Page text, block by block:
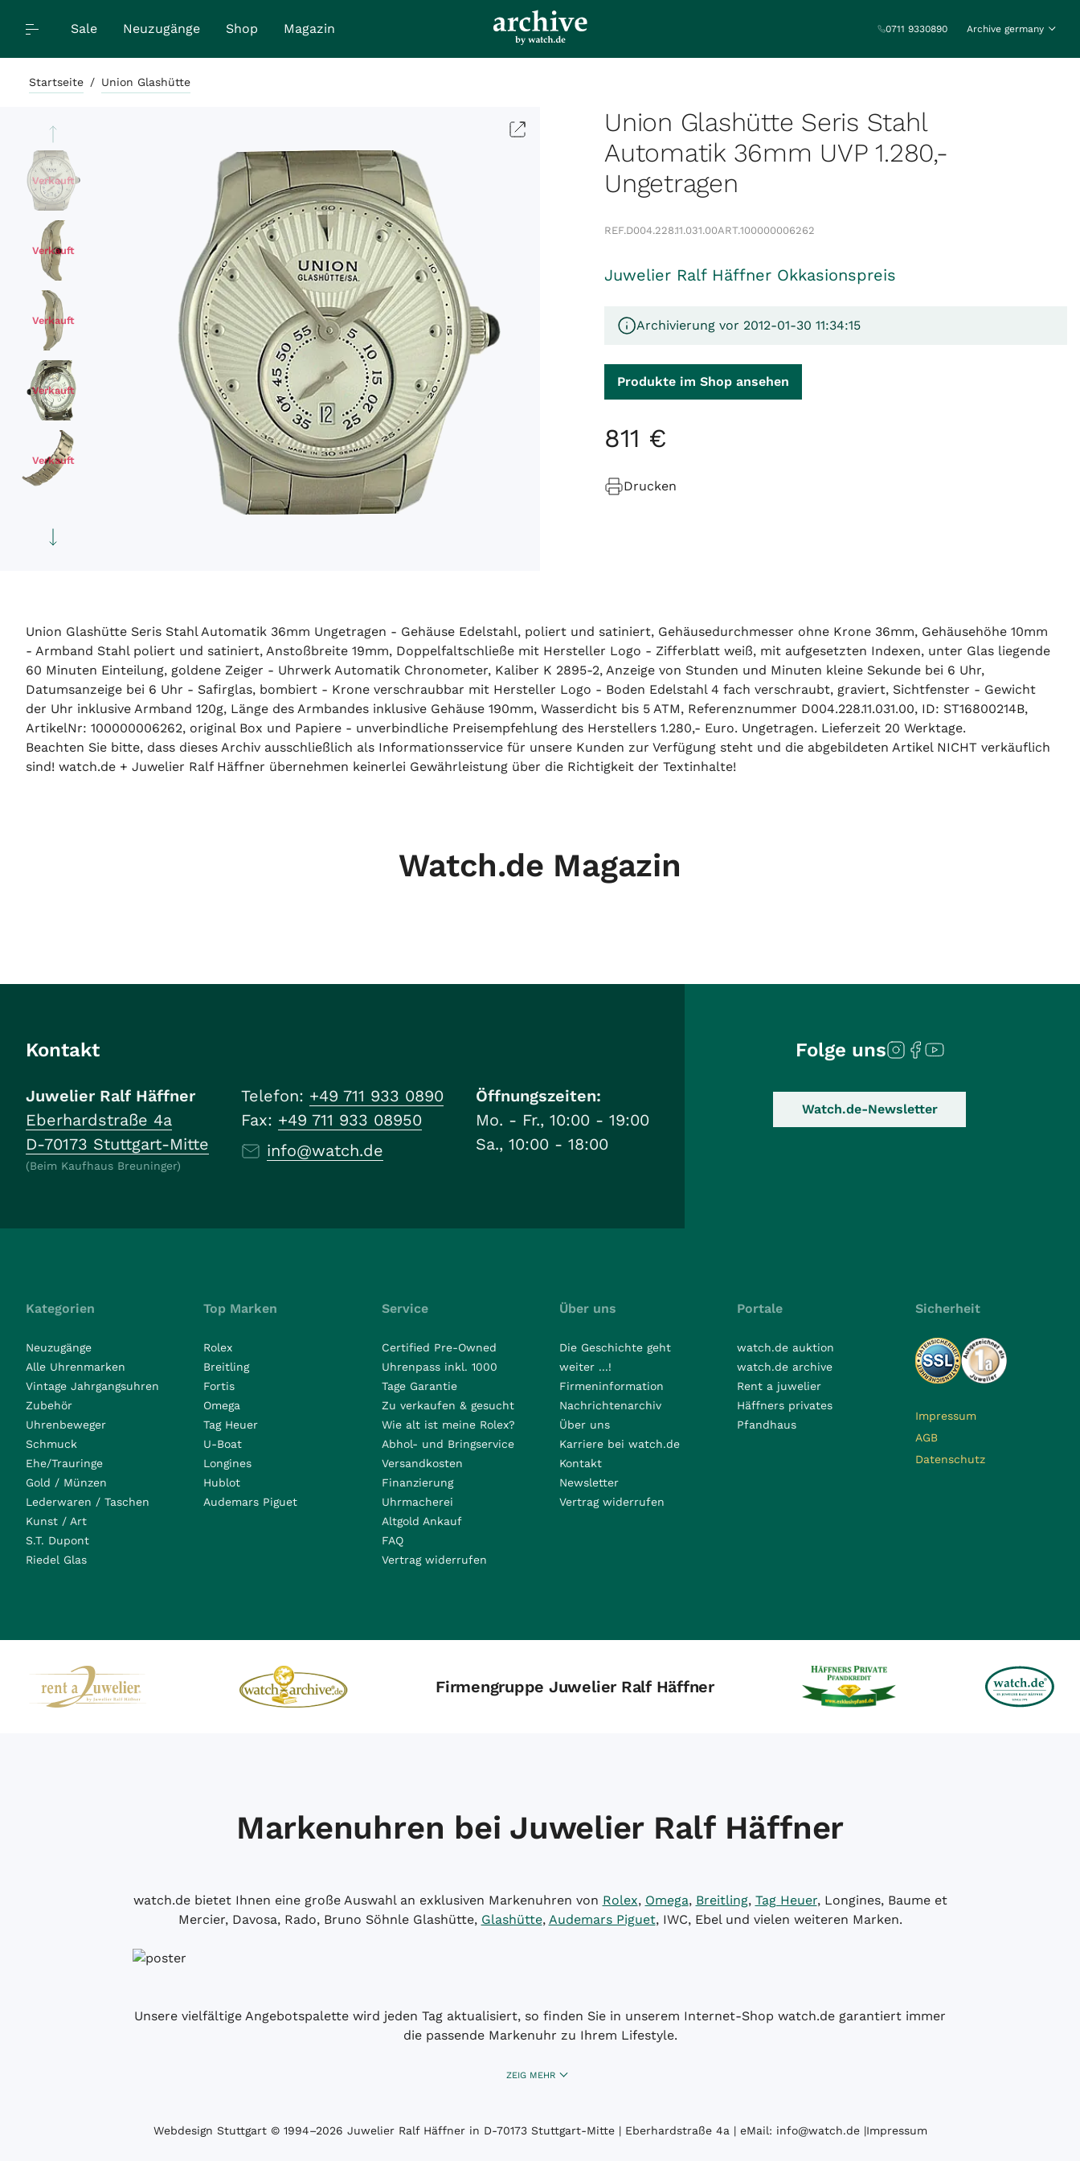
Sale Neuzugänge Shop Magazin 0711 9330890 Archive germany
Startseite / Union Glashütte
Union Glashütte Seris Stahl
Automatik 36mm UVP 1.280,-
Ungetragen
Verkauft
Verkauft
Verkauft
Verkauft
Verkauft
Verkauft
REF.D004.228.11.031.00ART.100000006262
Juwelier Ralf Häffner Okkasionspreis
Archivierung vor 2012-01-30 11:34:15
Produkte im Shop ansehen
811 €
Drucken
Union Glashütte Seris Stahl Automatik 36mm Ungetragen - Gehäuse Edelstahl, poliert und satiniert, Gehäusedurchmesser ohne Krone 36mm, Gehäusehöhe 10mm
- Armband Stahl poliert und satiniert, Anstoßbreite 19mm, Doppelfaltschließe mit Hersteller Logo - Zifferblatt weiß, mit aufgesetzten Indexen, unter Glas liegende
60 Minuten Einteilung, goldene Zeiger - Uhrwerk Automatik Chronometer, Kaliber K 2895-2, Anzeige von Stunden und Minuten kleine Sekunde bei 6 Uhr,
Datumsanzeige bei 6 Uhr - Safirglas, bombiert - Krone verschraubbar mit Hersteller Logo - Boden Edelstahl 4 fach verschraubt, graviert, Sichtfenster - Gewicht
der Uhr inklusive Armband 120g, Länge des Armbandes inklusive Gehäuse 190mm, Wasserdicht bis 5 ATM, Referenznummer D004.228.11.031.00, ID: ST16800214B,
ArtikelNr: 100000006262, original Box und Papiere - unverbindliche Preisempfehlung des Herstellers 1.280,- Euro. Ungetragen. Lieferzeit 20 Werktage.
Beachten Sie bitte, dass dieses Archiv ausschließlich als Informationsservice für unsere Kunden zur Verfügung steht und die abgebildeten Artikel NICHT verkäuflich
sind! watch.de + Juwelier Ralf Häffner übernehmen keinerlei Gewährleistung über die Richtigkeit der Textinhalte!
Watch.de Magazin
Kontakt
Juwelier Ralf Häffner
Eberhardstraße 4a
D-70173 Stuttgart-Mitte
(Beim Kaufhaus Breuninger)
Telefon: +49 711 933 0890
Fax: +49 711 933 08950
info@watch.de
Öffnungszeiten:
Mo. - Fr., 10:00 - 19:00
Sa., 10:00 - 18:00
Folge uns
Watch.de-Newsletter
Kategorien
Neuzugänge
Alle Uhrenmarken
Vintage Jahrgangsuhren
Zubehör
Uhrenbeweger
Schmuck
Ehe/Trauringe
Gold / Münzen
Lederwaren / Taschen
Kunst / Art
S.T. Dupont
Riedel Glas
Top Marken
Rolex
Breitling
Fortis
Omega
Tag Heuer
U-Boat
Longines
Hublot
Audemars Piguet
Service
Certified Pre-Owned
Uhrenpass inkl. 1000
Tage Garantie
Zu verkaufen & gesucht
Wie alt ist meine Rolex?
Abhol- und Bringservice
Versandkosten
Finanzierung
Uhrmacherei
Altgold Ankauf
FAQ
Vertrag widerrufen
Über uns
Die Geschichte geht
weiter ...!
Firmeninformation
Nachrichtenarchiv
Über uns
Karriere bei watch.de
Kontakt
Newsletter
Vertrag widerrufen
Portale
watch.de auktion
watch.de archive
Rent a juwelier
Häffners privates
Pfandhaus
Sicherheit
Impressum
AGB
Datenschutz
Firmengruppe Juwelier Ralf Häffner
Markenuhren bei Juwelier Ralf Häffner
watch.de bietet Ihnen eine große Auswahl an exklusiven Markenuhren von Rolex, Omega, Breitling, Tag Heuer, Longines, Baume et
Mercier, Davosa, Rado, Bruno Söhnle Glashütte, Glashütte, Audemars Piguet, IWC, Ebel und vielen weiteren Marken.
Unsere vielfältige Angebotspalette wird jeden Tag aktualisiert, so finden Sie in unserem Internet-Shop watch.de garantiert immer
die passende Markenuhr zu Ihrem Lifestyle.
ZEIG MEHR
Webdesign Stuttgart© 1994­–2026 Juwelier Ralf Häffner in D-70173 Stuttgart-Mitte | Eberhardstraße 4a | eMail: info@watch.de|Impressum